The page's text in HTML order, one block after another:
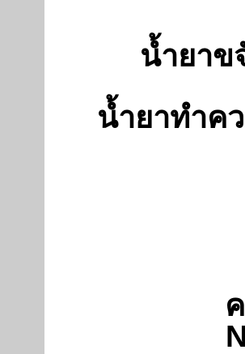
น้ำยาข
น้ำยาทำค